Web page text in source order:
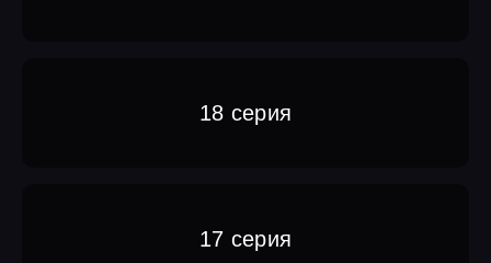
18 серия
17 серия